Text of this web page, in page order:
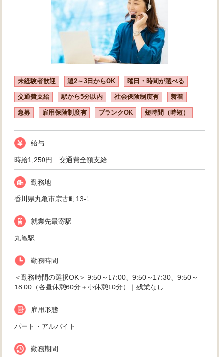
未経験者歓迎 週2～3日からOK 曜日・時間が選べる
交通費支給 駅から5分以内 社会保険制度有 新着
急募 雇用保険制度有 ブランクOK 短時間（時短）
給与
時給1,250円 交通費全額支給
勤務地
香川県丸亀市宗古町13-1
就業先最寄駅
丸亀駅
勤務時間
＜勤務時間の選択OK＞ 9:50～17:00、9:50～17:30、9:50～
18:00（各昼休憩60分＋小休憩10分）｜残業なし
雇用形態
パート・アルバイト
勤務期間